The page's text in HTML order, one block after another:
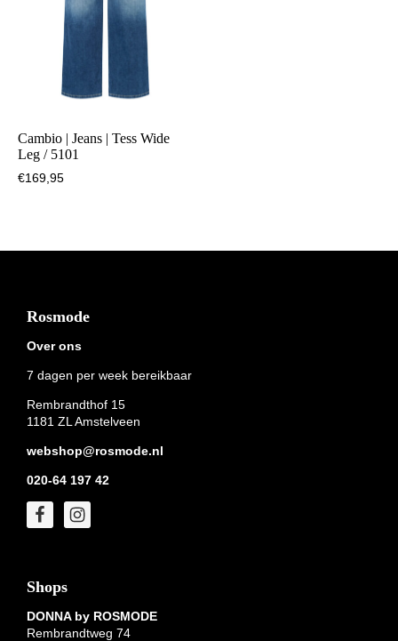
Cambio | Jeans | Tess Wide
Leg / 5101
€169,95
Footer
Rosmode
Over ons
7 dagen per week bereikbaar
Rembrandthof 15
1181 ZL Amstelveen
webshop@rosmode.nl
020-64 197 42
Shops
DONNA by ROSMODE
Rembrandtweg 74